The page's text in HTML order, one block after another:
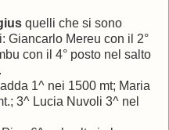
quelli che si sono
Giancarlo Mereu con il 2°
con il 4° posto nel salto
1^ nei 1500 mt; Maria
3^ Lucia Nuvoli 3^ nel